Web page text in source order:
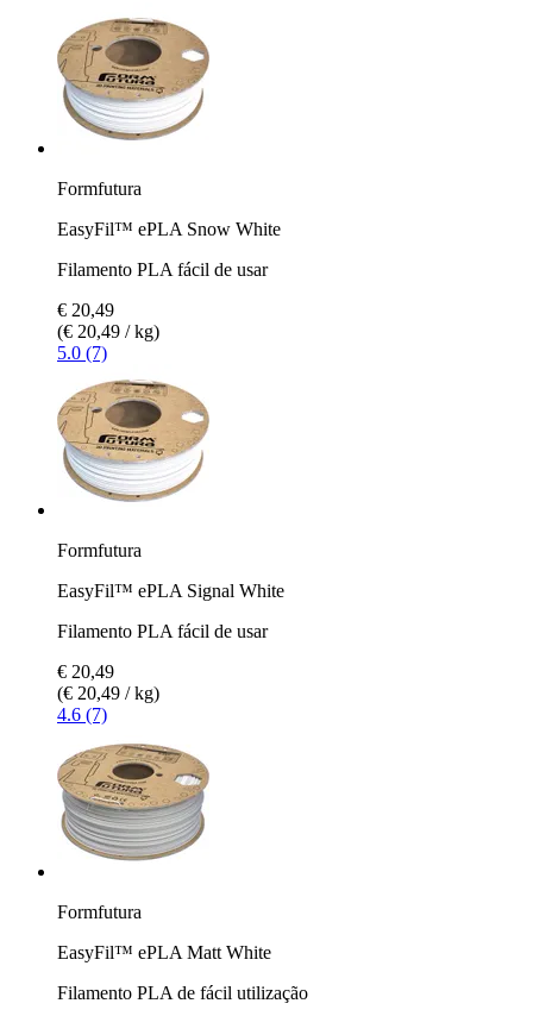
Formfutura
EasyFil™ ePLA Snow White
Filamento PLA fácil de usar
€ 20,49
(€ 20,49 / kg)
5.0 (7)
Formfutura
EasyFil™ ePLA Signal White
Filamento PLA fácil de usar
€ 20,49
(€ 20,49 / kg)
4.6 (7)
Formfutura
EasyFil™ ePLA Matt White
Filamento PLA de fácil utilização